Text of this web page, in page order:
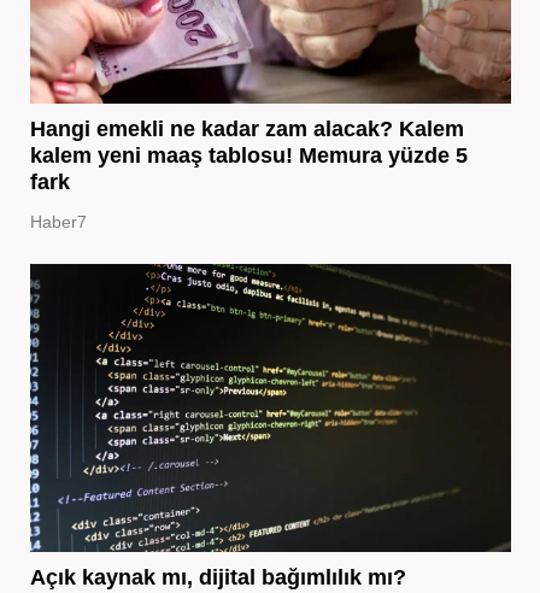
Hangi emekli ne kadar zam alacak? Kalem
kalem yeni maaş tablosu! Memura yüzde 5
fark
Haber7
Açık kaynak mı, dijital bağımlılık mı?